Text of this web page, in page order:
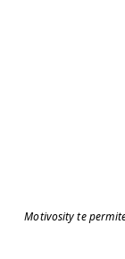
Motivosity te